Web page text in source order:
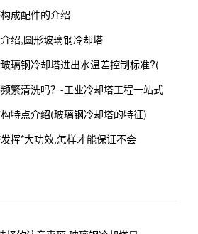
成配件的介绍
绍,圆形玻璃钢冷却塔
璃钢冷却塔进出水温差控制标准?(
繁清洗吗？-工业冷却塔工程一站式
特点介绍(玻璃钢冷却塔的特征)
挥*大功效,怎样才能保证不会